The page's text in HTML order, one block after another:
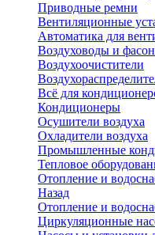
Приводные ремни
Вентиляционные
Автоматика для
Воздуховоды и
Воздухоочистители
Всё для
Кондиционеры
Осушители воздуха
Охладители воздуха
Промышленные
Тепловое
Отопление и
Назад
Отопление и
Циркуляционные